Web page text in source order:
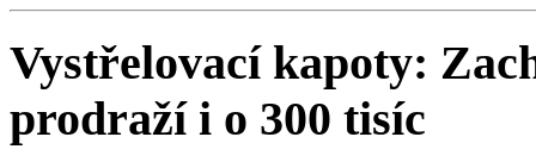
Vystřelovací kapoty:
prodraží i o 300 tisíc